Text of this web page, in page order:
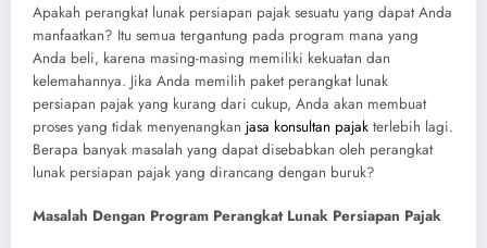
Apakah perangkat lunak persiapan pajak sesuatu yang dapat Anda
manfaatkan? Itu semua tergantung pada program mana yang
Anda beli, karena masing-masing memiliki kekuatan dan
kelemahannya. Jika Anda memilih paket perangkat lunak
persiapan pajak yang kurang dari cukup, Anda akan membuat
proses yang tidak menyenangkan jasa konsultan pajak terlebih lagi.
Berapa banyak masalah yang dapat disebabkan oleh perangkat
lunak persiapan pajak yang dirancang dengan buruk?
Masalah Dengan Program Perangkat Lunak Persiapan Pajak